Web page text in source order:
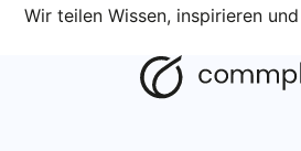
Wir teilen Wissen, inspirieren